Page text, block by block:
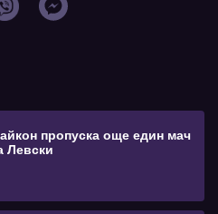
пропуска още един мач
Левски